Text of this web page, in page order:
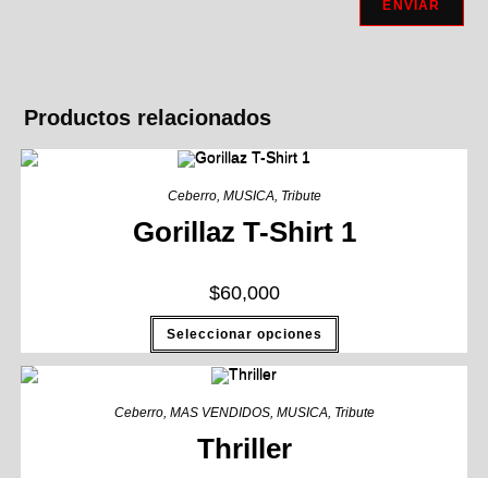
Productos relacionados
Ceberro, MUSICA Tribute
Gorillaz T-Shirt 1
$60,000
Seleccionar opciones
Ceberro, MAS VENDIDOS, MUSICA Tribute
Thriller